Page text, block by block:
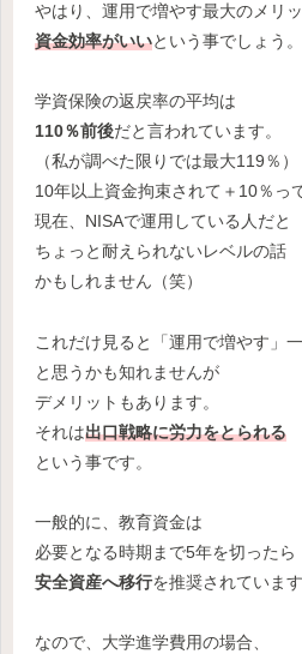
やはり、運用で増やす最大のメリ
資金効率がいいという事でしょう。
学資保険の返戻率の平均は
110％前後だと言われています。
（私が調べた限りでは最大119％）
10年以上資金拘束されて＋10％っ
現在、NISAで運用している人だと
ちょっと耐えられないレベルの話
かもしれません（笑）
これだけ見ると「運用で増やす」
と思うかも知れませんが
デメリットもあります。
それは出口戦略に労力をとられる
という事です。
一般的に、教育資金は
必要となる時期まで5年を切ったら
安全資産へ移行を推奨されています
なので、大学進学費用の場合、